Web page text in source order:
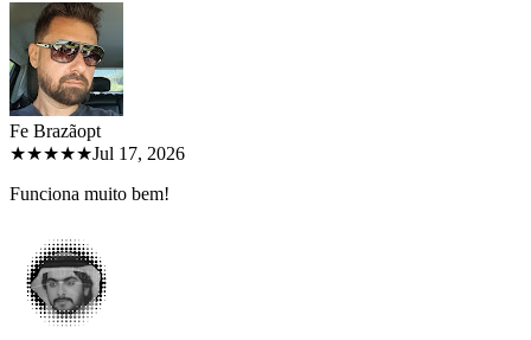
Fe Brazãopt
★★★★★Jul 17, 2026
Funciona muito bem!